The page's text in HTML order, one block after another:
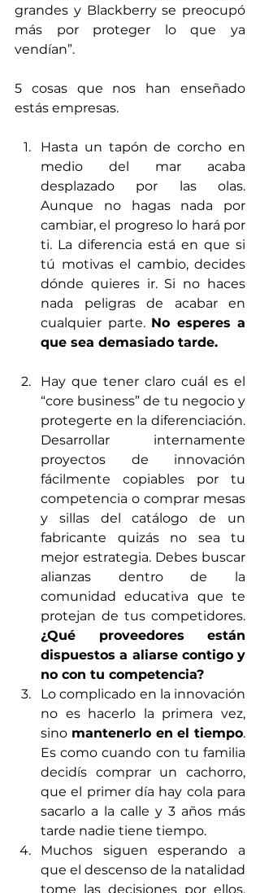
grandes y Blackberry se preocupó
más por proteger lo que ya
vendían”.
5 cosas que nos han enseñado
estás empresas.
Hasta un tapón de corcho en
medio del mar acaba
desplazado por las olas.
Aunque no hagas nada por
cambiar, el progreso lo hará por
ti. La diferencia está en que si
tú motivas el cambio, decides
dónde quieres ir. Si no haces
nada peligras de acabar en
cualquier parte. No esperes a
que sea demasiado tarde.
Hay que tener claro cuál es el
“core business” de tu negocio y
protegerte en la diferenciación.
Desarrollar internamente
proyectos de innovación
fácilmente copiables por tu
competencia o comprar mesas
y sillas del catálogo de un
fabricante quizás no sea tu
mejor estrategia. Debes buscar
alianzas dentro de la
comunidad educativa que te
¿Qué proveedores están
dispuestos a aliarse contigo y
no con tu competencia?
Lo complicado en la innovación
no es hacerlo la primera vez,
sino mantenerlo en el tiempo.
Es como cuando con tu familia
decidís comprar un cachorro,
que el primer día hay cola para
sacarlo a la calle y 3 años más
tarde nadie tiene tiempo.
Muchos siguen esperando a
que el descenso de la natalidad
tome las decisiones por ellos.